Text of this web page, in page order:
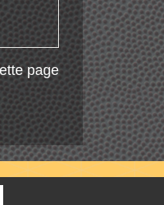
page